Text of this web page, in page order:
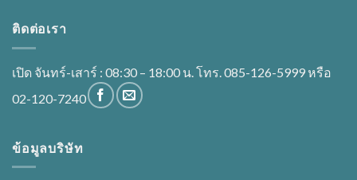
ติดต่อเรา
เปิด จันทร์-เสาร์ : 08:30 – 18:00 น. โทร. 085-126-5999 หรือ
02-120-7240
ข้อมูลบริษัท